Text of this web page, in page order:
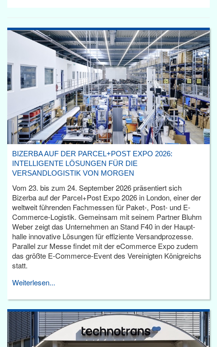
BIZERBA AUF DER PARCEL+POST EXPO 2026:
INTELLIGENTE LÖSUNGEN FÜR DIE
VERSANDLOGISTIK VON MORGEN
Vom 23. bis zum 24. September 2026 präsentiert sich
Bizerba auf der Parcel+Post Expo 2026 in London, einer der
weltweit führenden Fachmessen für Paket-, Post- und E-
Commerce-Logistik. Gemeinsam mit seinem Partner Bluhm
Weber zeigt das Unternehmen an Stand F40 in der Haupt­
halle innovative Lösungen für effiziente Versandprozesse.
Parallel zur Messe findet mit der eCommerce Expo zudem
das größte E-Commerce-Event des Vereinigten Königreichs
statt.
Weiterlesen...